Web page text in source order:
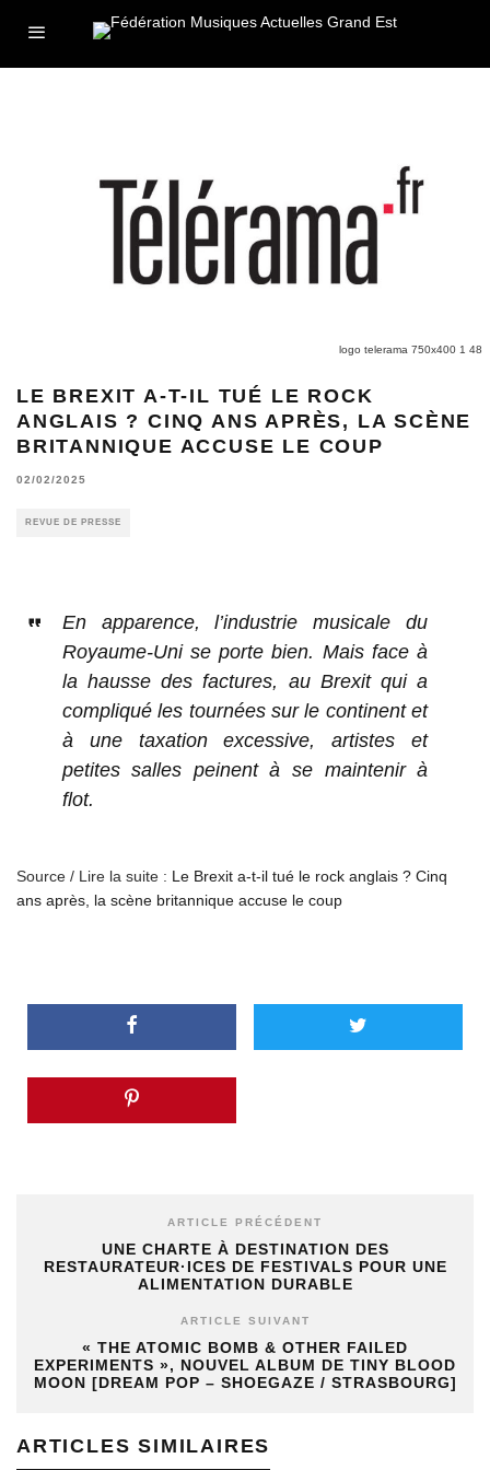
logo telerama 750x400 1 48
LE BREXIT A-T-IL TUÉ LE ROCK
ANGLAIS ? CINQ ANS APRÈS, LA SCÈNE
BRITANNIQUE ACCUSE LE COUP
02/02/2025
REVUE DE PRESSE
En apparence, l’industrie musicale du
Royaume-Uni se porte bien. Mais face à
la hausse des factures, au Brexit qui a
compliqué les tournées sur le continent et
à une taxation excessive, artistes et
petites salles peinent à se maintenir à
flot.
Source / Lire la suite : Le Brexit a-t-il tué le rock anglais ? Cinq
ans après, la scène britannique accuse le coup
ARTICLE PRÉCÉDENT
UNE CHARTE À DESTINATION DES
RESTAURATEUR·ICES DE FESTIVALS POUR UNE
ALIMENTATION DURABLE
ARTICLE SUIVANT
« THE ATOMIC BOMB & OTHER FAILED
EXPERIMENTS », NOUVEL ALBUM DE TINY BLOOD
MOON [DREAM POP – SHOEGAZE / STRASBOURG]
ARTICLES SIMILAIRES